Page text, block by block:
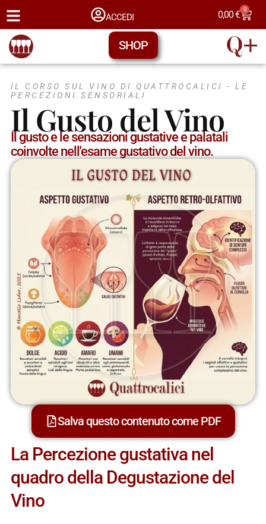
ACCEDI 0,00€ 0
SHOP
IL CORSO SUL VINO DI QUATTROCALICI -LE
PERCEZIONI SENSORIALI
Il Gusto del Vino
Il gusto e le sensazioni gustative e palatali
coinvolte nell'esame gustativo del vino.
Salva questo contenuto come PDF
La Percezione gustativa nel
quadro della Degustazione del
Vino